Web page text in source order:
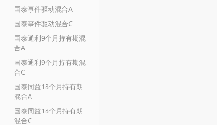
国泰事件驱动混合A
国泰事件驱动混合C
国泰通利9个月持有期混
合A
国泰通利9个月持有期混
合C
国泰同益18个月持有期
混合A
国泰同益18个月持有期
混合C